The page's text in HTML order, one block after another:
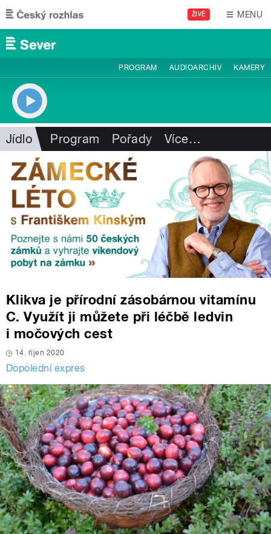
Přejít k hlavnímu obsahu
ŽIVĚ MENU
PROGRAM AUDIOARCHIV KAMERY
Jídlo Program Pořady Více…
Klikva je přírodní zásobárnou vitamínu
C. Využít ji můžete při léčbě ledvin
i močových cest
14. říjen 2020
Dopolední expres